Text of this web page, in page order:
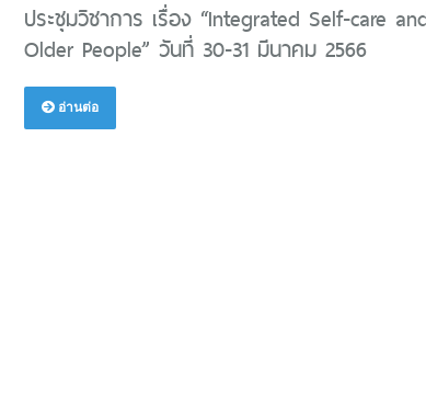
ประชุมวิชาการ เรื่อง “Integrated Self-care
Older People” วันที่ 30-31 มีนาคม 2566
อ่านต่อ